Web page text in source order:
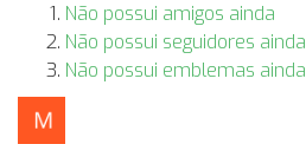
Não possui amigos ainda
Não possui seguidores ainda
Não possui emblemas ainda